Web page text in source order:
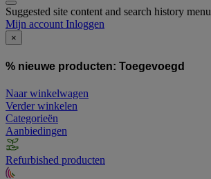
Suggested site content and search history menu
Mijn account Inloggen
×
% nieuwe producten: Toegevoegd
Naar winkelwagen
Verder winkelen
Categorieën
Aanbiedingen
Refurbished producten